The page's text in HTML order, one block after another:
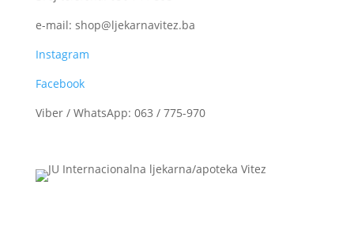
e-mail: shop@ljekarnavitez.ba
Instagram
Facebook
Viber / WhatsApp: 063 / 775-970